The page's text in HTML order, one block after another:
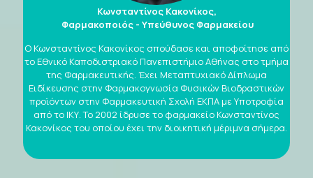
Κωνσταντίνος Κακονίκος,
Φαρμακοποιός - Υπεύθυνος Φαρμακείου
Ο Κωνσταντίνος Κακονίκος σπούδασε και αποφοίτησε από
το Εθνικό Καποδιστριακό Πανεπιστήμιο Αθήνας στο τμήμα
της Φαρμακευτικής. Έχει Μεταπτυχιακό Δίπλωμα
Ειδίκευσης στην Φαρμακογνωσία Φυσικών Βιοδραστικών
προϊόντων στην Φαρμακευτική Σχολή ΕΚΠΑ με Υποτροφία
από το ΙΚΥ. Το 2002 ίδρυσε το φαρμακείο Κωνσταντίνος
Κακονίκος του οποίου έχει την διοικητική μέριμνα σήμερα.